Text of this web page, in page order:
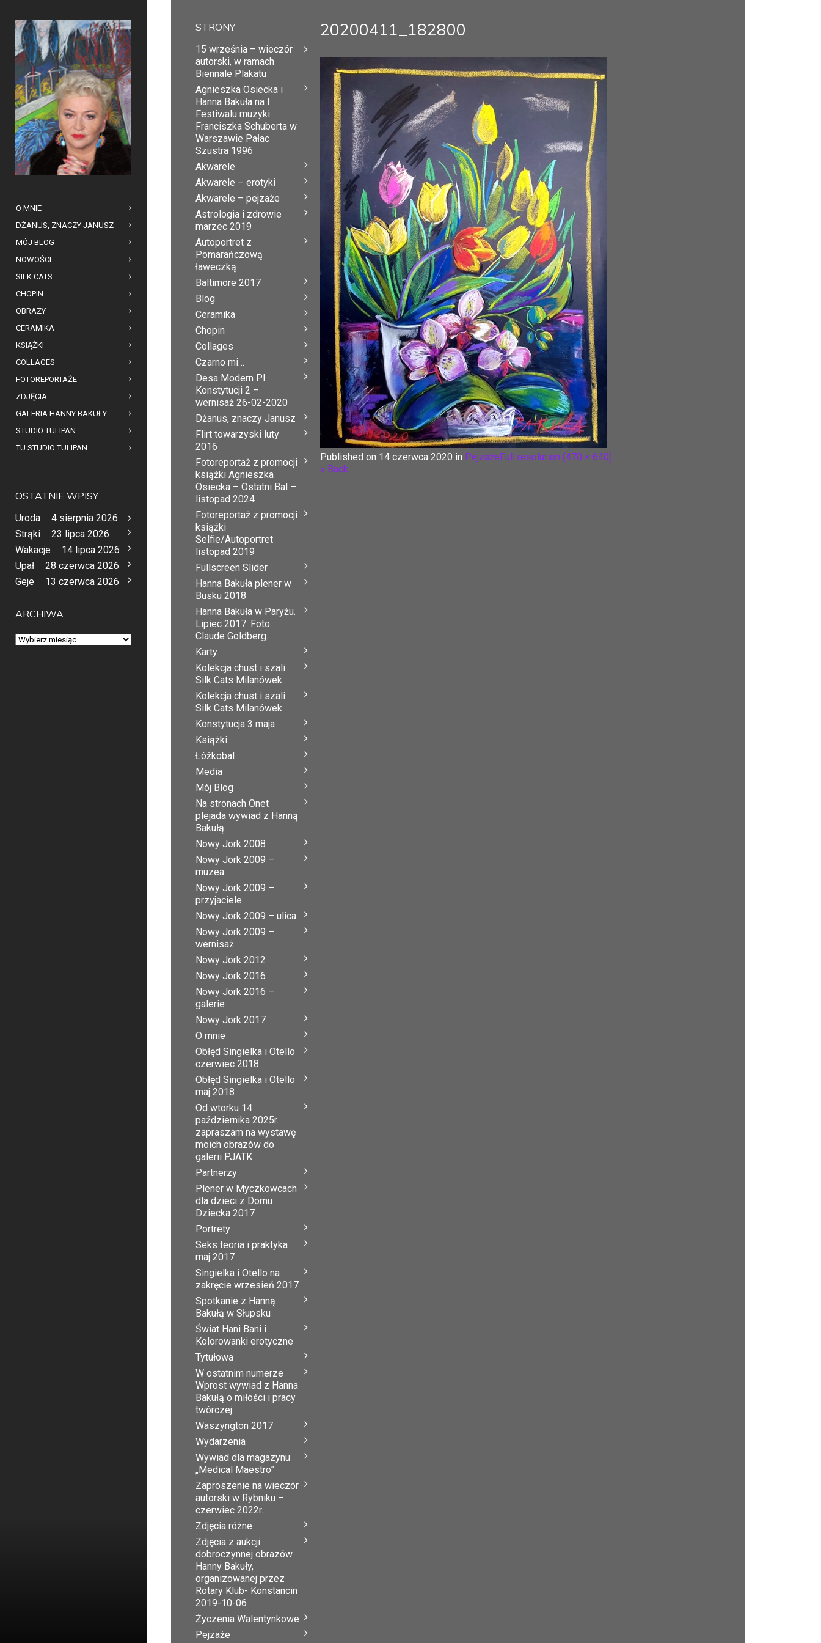
O MNIE
DŻANUS, ZNACZY JANUSZ
MÓJ BLOG
NOWOŚCI
SILK CATS
CHOPIN
OBRAZY
CERAMIKA
KSIĄŻKI
COLLAGES
FOTOREPORTAŻE
ZDJĘCIA
GALERIA HANNY BAKUŁY
STUDIO TULIPAN
TU STUDIO TULIPAN
OSTATNIE WPISY
Uroda
4 sierpnia 2026
Strąki
23 lipca 2026
Wakacje
14 lipca 2026
Upał
28 czerwca 2026
Geje
13 czerwca 2026
ARCHIWA
Archiwa
20200411_182800
Published on 14 czerwca 2020 in PejzażeFull resolution (470 × 640)
« Back
STRONY
15 września – wieczór
autorski, w ramach
Biennale Plakatu
Agnieszka Osiecka i
Hanna Bakuła na I
Festiwalu muzyki
Franciszka Schuberta w
Warszawie Pałac
Szustra 1996
Akwarele
Akwarele – erotyki
Akwarele – pejzaże
Astrologia i zdrowie
marzec 2019
Autoportret z
Pomarańczową
ławeczką
Baltimore 2017
Blog
Ceramika
Chopin
Collages
Czarno mi…
Desa Modern Pl.
Konstytucji 2 –
wernisaż 26-02-2020
Dżanus, znaczy Janusz
Flirt towarzyski luty
2016
Fotoreportaż z promocji
książki Agnieszka
Osiecka – Ostatni Bal –
listopad 2024
Fotoreportaż z promocji
książki
Selfie/Autoportret
listopad 2019
Fullscreen Slider
Hanna Bakuła plener w
Busku 2018
Hanna Bakuła w Paryżu.
Lipiec 2017. Foto
Claude Goldberg.
Karty
Kolekcja chust i szali
Silk Cats Milanówek
Kolekcja chust i szali
Silk Cats Milanówek
Konstytucja 3 maja
Książki
Łóżkobal
Media
Mój Blog
Na stronach Onet
plejada wywiad z Hanną
Bakułą
Nowy Jork 2008
Nowy Jork 2009 –
muzea
Nowy Jork 2009 –
przyjaciele
Nowy Jork 2009 – ulica
Nowy Jork 2009 –
wernisaż
Nowy Jork 2012
Nowy Jork 2016
Nowy Jork 2016 –
galerie
Nowy Jork 2017
O mnie
Obłęd Singielka i Otello
czerwiec 2018
Obłęd Singielka i Otello
maj 2018
Od wtorku 14
października 2025r.
zapraszam na wystawę
moich obrazów do
galerii PJATK
Partnerzy
Plener w Myczkowcach
dla dzieci z Domu
Dziecka 2017
Portrety
Seks teoria i praktyka
maj 2017
Singielka i Otello na
zakręcie wrzesień 2017
Spotkanie z Hanną
Bakułą w Słupsku
Świat Hani Bani i
Kolorowanki erotyczne
Tytułowa
W ostatnim numerze
Wprost wywiad z Hanna
Bakułą o miłości i pracy
twórczej
Waszyngton 2017
Wydarzenia
Wywiad dla magazynu
„Medical Maestro”
Zaproszenie na wieczór
autorski w Rybniku –
czerwiec 2022r.
Zdjęcia różne
Zdjęcia z aukcji
dobroczynnej obrazów
Hanny Bakuły,
organizowanej przez
Rotary Klub- Konstancin
2019-10-06
Życzenia Walentynkowe
Pejzaże